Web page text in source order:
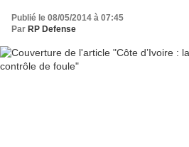
Publié le 08/05/2014 à 07:45
Par RP Defense